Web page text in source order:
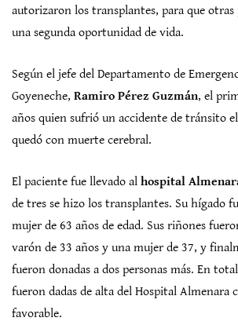
autorizaron los transplantes, para que otras
una segunda oportunidad de vida.
Según el jefe del Departamento de
Goyeneche, Ramiro Pérez Guzmán, el
años quien sufrió un accidente de tránsito
quedó con muerte cerebral.
El paciente fue llevado al hospital
de tres se hizo los transplantes. Su hígado
mujer de 63 años de edad. Sus riñones
varón de 33 años y una mujer de 37, y
fueron donadas a dos personas más. En
fueron dadas de alta del Hospital Almenara
favorable.